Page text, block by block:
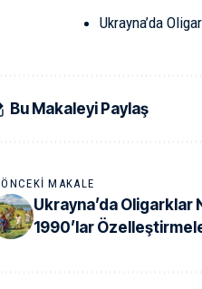
Ukrayna’da
Bu Makaleyi Paylaş
ÖNCEKI MAKALE
Ukrayna’da Oligarklar
1990’lar